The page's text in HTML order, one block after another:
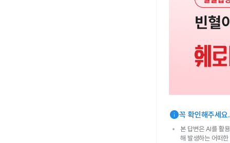
info꼭 확인해주세요.
본 답변은 AI를 활
해 발생하는 어떠